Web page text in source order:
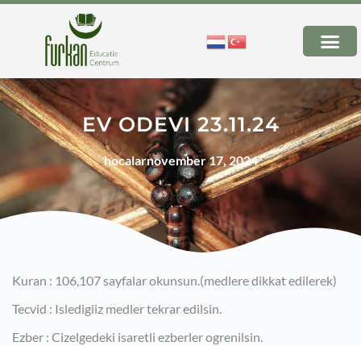
EV ODEVI 23.11.24
hocalarnovember 17, 2024
Kuran : 106,107 sayfalar okunsun.(medlere dikkat edilerek)
Tecvid : Isledigiiz medler tekrar edilsin.
Ezber : Cizelgedeki isaretli ezberler ogrenilsin.